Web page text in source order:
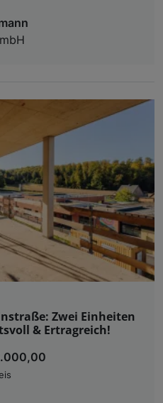
Zwei Einheiten
& Ertragreich!